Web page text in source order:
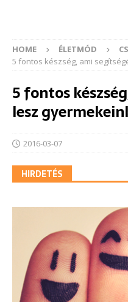
HOME ÉLETMÓD
5 fontos készség, ami
5 fontos
lesz
2016-03-07
HIRDETÉS